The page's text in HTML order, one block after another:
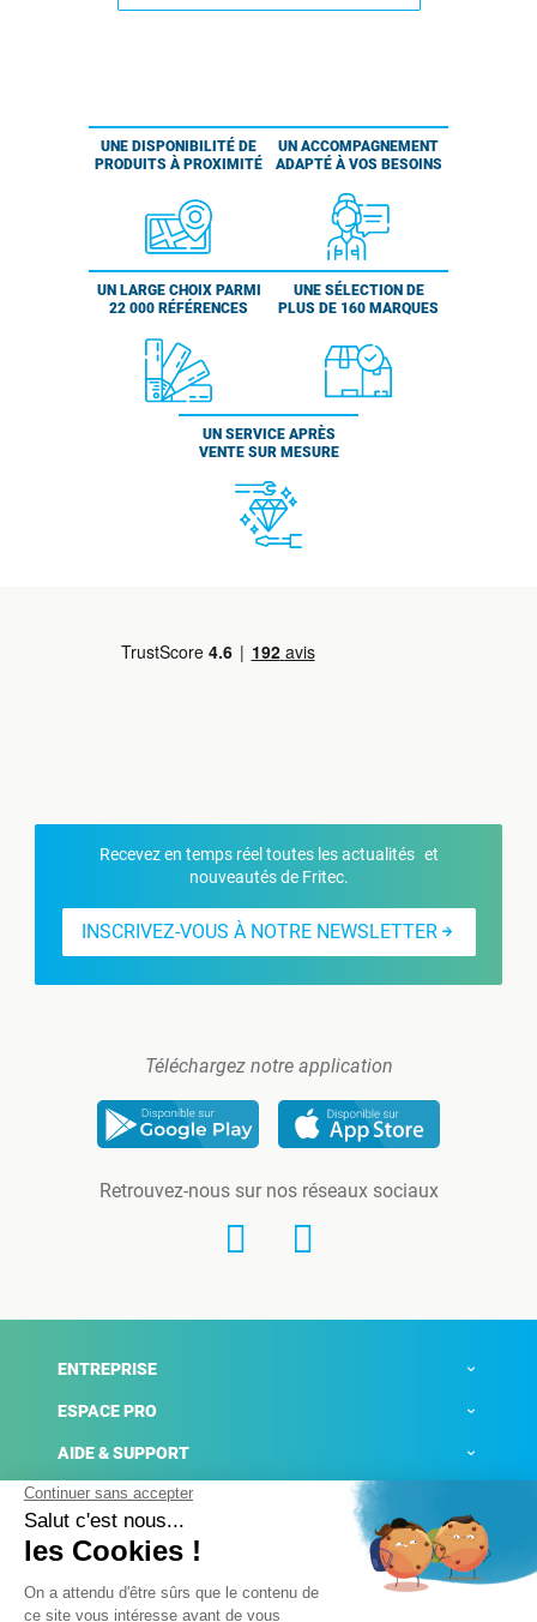
UNE DISPONIBILITÉ DE
PRODUITS À PROXIMITÉ
UN ACCOMPAGNEMENT
ADAPTÉ À VOS BESOINS
UN LARGE CHOIX PARMI
22 000 RÉFÉRENCES
UNE SÉLECTION DE
PLUS DE 160 MARQUES
UN SERVICE APRÈS
VENTE SUR MESURE
Recevez en temps réel toutes les actualités et
nouveautés de Fritec.
INSCRIVEZ-VOUS À NOTRE NEWSLETTER
Téléchargez notre application
Retrouvez-nous sur nos réseaux sociaux
ENTREPRISE
ESPACE PRO
AIDE & SUPPORT
ACTUALITÉS
Mentions légales